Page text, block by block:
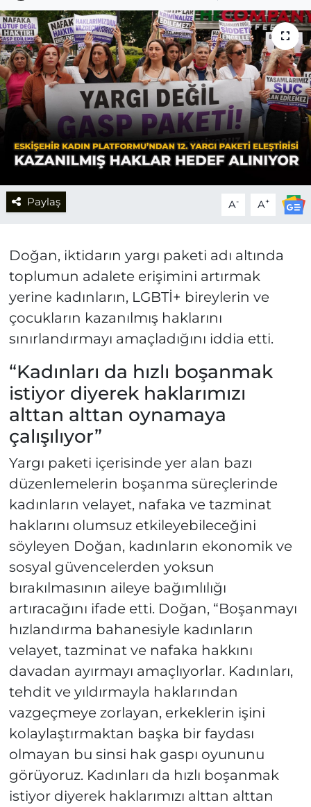
Paylaş A- A+
Doğan, iktidarın yargı paketi adı altında
toplumun adalete erişimini artırmak
yerine kadınların, LGBTİ+ bireylerin ve
çocukların kazanılmış haklarını
sınırlandırmayı amaçladığını iddia etti.
“Kadınları da hızlı boşanmak
istiyor diyerek haklarımızı
alttan alttan oynamaya
çalışılıyor”
Yargı paketi içerisinde yer alan bazı
düzenlemelerin boşanma süreçlerinde
kadınların velayet, nafaka ve tazminat
haklarını olumsuz etkileyebileceğini
söyleyen Doğan, kadınların ekonomik ve
sosyal güvencelerden yoksun
bırakılmasının aileye bağımlılığı
artıracağını ifade etti. Doğan, “Boşanmayı
hızlandırma bahanesiyle kadınların
velayet, tazminat ve nafaka hakkını
davadan ayırmayı amaçlıyorlar. Kadınları,
tehdit ve yıldırmayla haklarından
vazgeçmeye zorlayan, erkeklerin işini
kolaylaştırmaktan başka bir faydası
olmayan bu sinsi hak gaspı oyununu
görüyoruz. Kadınları da hızlı boşanmak
istiyor diyerek haklarımızı alttan alttan